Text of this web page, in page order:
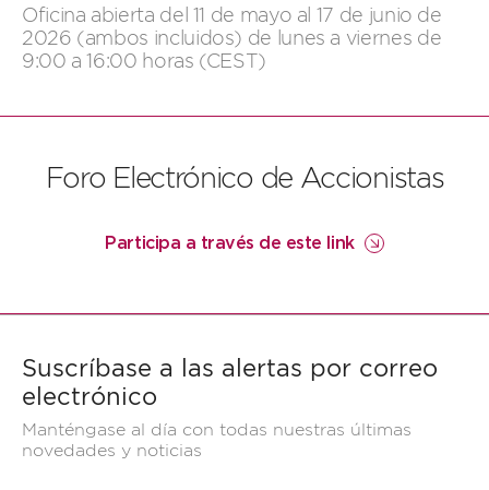
Oficina abierta del 11 de mayo al 17 de junio de
2026 (ambos incluidos) de lunes a viernes de
9:00 a 16:00 horas (CEST)
Foro Electrónico de Accionistas
Participa a través de este link
Suscríbase a las alertas por correo
electrónico
Manténgase al día con todas nuestras últimas
novedades y noticias